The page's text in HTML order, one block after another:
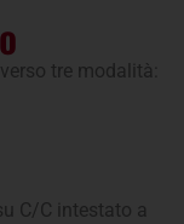
tre modalità:
C/C intestato a